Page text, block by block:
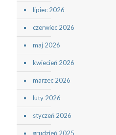
lipiec 2026
czerwiec 2026
maj 2026
kwiecień 2026
marzec 2026
luty 2026
styczeń 2026
grudzień 2025